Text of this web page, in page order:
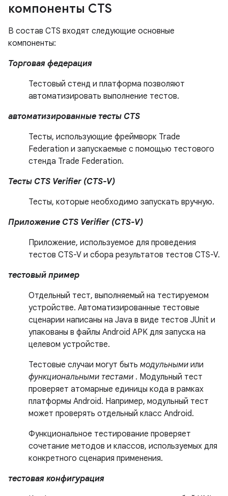
компоненты CTS
В состав CTS входят следующие основные
компоненты:
Торговая федерация
Тестовый стенд и платформа позволяют
автоматизировать выполнение тестов.
автоматизированные тесты CTS
Тесты, использующие фреймворк Trade
Federation и запускаемые с помощью тестового
стенда Trade Federation.
Тесты CTS Verifier (CTS-V)
Тесты, которые необходимо запускать вручную.
Приложение CTS Verifier (CTS-V)
Приложение, используемое для проведения
тестов CTS-V и сбора результатов тестов CTS-V.
тестовый пример
Отдельный тест, выполняемый на тестируемом
устройстве. Автоматизированные тестовые
сценарии написаны на Java в виде тестов JUnit и
упакованы в файлы Android APK для запуска на
целевом устройстве.
Тестовые случаи могут быть модульными или
функциональными тестами . Модульный тест
проверяет атомарные единицы кода в рамках
платформы Android. Например, модульный тест
может проверять отдельный класс Android.
Функциональное тестирование проверяет
сочетание методов и классов, используемых для
конкретного сценария применения.
тестовая конфигурация